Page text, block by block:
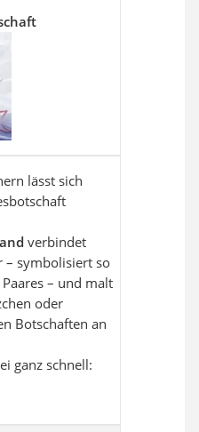
lässt sich
verbindet
– symbolisiert so
– und malt
oder
Botschaften an
ganz schnell: